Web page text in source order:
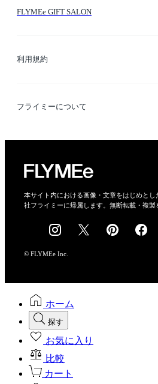
FLYMEe GIFT SALON
利用規約
利用規約
フライミーについて
会社概要
採用情報
本サイト内における画像・文章をはじめと
社フライミーに帰属します。無断転載・複製
© FLYMEe Inc.
ホーム
探す
お気に入り
比較
カート